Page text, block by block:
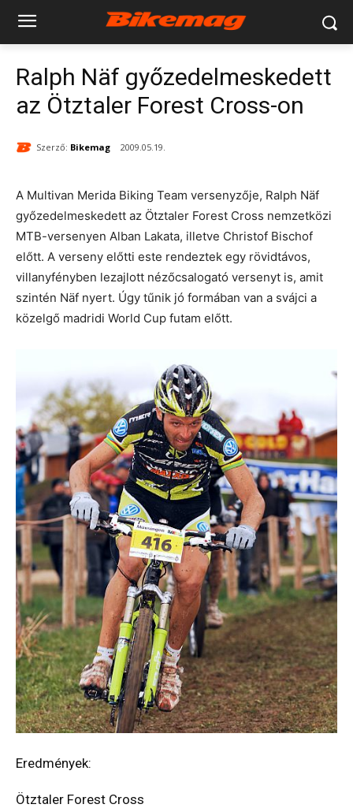
Ralph Näf győzedelmeskedett
az Ötztaler Forest Cross-on
Szerző: Bikemag 2009.05.19.
A Multivan Merida Biking Team versenyzője, Ralph Näf
győzedelmeskedett az Ötztaler Forest Cross nemzetközi
MTB-versenyen Alban Lakata, illetve Christof Bischof
előtt. A verseny előtti este rendeztek egy rövidtávos,
villanyfényben lezajlott nézőcsalogató versenyt is, amit
szintén Näf nyert. Úgy tűnik jó formában van a svájci a
közelgő madridi World Cup futam előtt.
Eredmények:
Ötztaler Forest Cross